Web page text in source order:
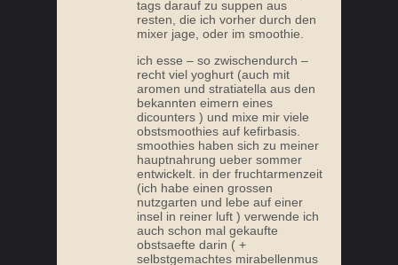
tags darauf zu suppen aus
resten, die ich vorher durch den
mixer jage, oder im smoothie.
ich esse – so zwischendurch –
recht viel yoghurt (auch mit
aromen und stratiatella aus den
bekannten eimern eines
dicounters ) und mixe mir viele
obstsmoothies auf kefirbasis.
smoothies haben sich zu meiner
hauptnahrung ueber sommer
entwickelt. in der fruchtarmenzeit
(ich habe einen grossen
nutzgarten und lebe auf einer
insel in reiner luft ) verwende ich
auch schon mal gekaufte
obstsaefte darin ( +
selbstgemachtes mirabellenmus